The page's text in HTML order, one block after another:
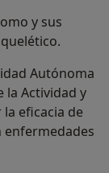
y sus
Autónoma
la Actividad y
eficacia de
enfermedades